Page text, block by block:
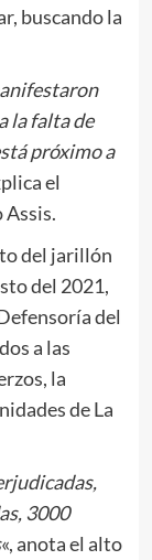
buscando la
la falta de
próximo a
el
Assis.
del jarillón
del 2021,
del
a las
la
de La
3000
«, anota el alto